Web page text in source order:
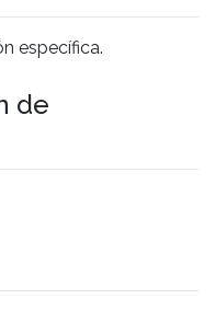
específica.
de